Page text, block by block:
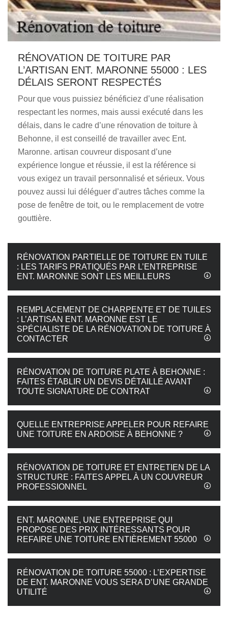
RÉNOVATION DE TOITURE PAR
L’ARTISAN ENT. MARONNE 55000 : LES
DÉLAIS SERONT RESPECTÉS
Pour que vous puissiez bénéficiez d’une réalisation
respectant les normes, mais aussi exécuté dans les
délais, dans le cadre d’une rénovation de toiture à
Behonne, il est conseillé de travailler avec Ent.
Maronne. artisan couvreur disposant d’une
expérience longue et réussie, il est la référence si
vous exigez un travail personnalisé et sérieux. Vous
pouvez aussi lui déléguer d’autres tâches comme la
pose de fenêtre de toit, ou le remplacement de votre
gouttière.
RÉNOVATION PARTIELLE DE TOITURE EN TUILE
: LES TARIFS PRATIQUÉS PAR L’ENTREPRISE
ENT. MARONNE SONT LES MEILLEURS
REMPLACEMENT DE CHARPENTE ET DE TUILES
: L’ARTISAN ENT. MARONNE EST LE
SPÉCIALISTE DE LA RÉNOVATION DE TOITURE À
CONTACTER
RÉNOVATION DE TOITURE PLATE À BEHONNE :
FAITES ÉTABLIR UN DEVIS DÉTAILLÉ AVANT
TOUTE SIGNATURE DE CONTRAT
QUELLE ENTREPRISE APPELER POUR REFAIRE
UNE TOITURE EN ARDOISE À BEHONNE ?
RÉNOVATION DE TOITURE ET ENTRETIEN DE LA
STRUCTURE : FAITES APPEL À UN COUVREUR
PROFESSIONNEL
ENT. MARONNE, UNE ENTREPRISE QUI
PROPOSE DES PRIX INTÉRESSANTS POUR
REFAIRE UNE TOITURE ENTIÈREMENT 55000
RÉNOVATION DE TOITURE 55000 : L’EXPERTISE
DE ENT. MARONNE VOUS SERA D’UNE GRANDE
UTILITÉ